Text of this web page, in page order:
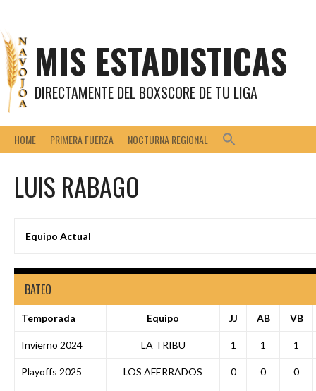
contenidoMIS ESTADISTICAS
DIRECTAMENTE DEL BOXSCORE DE TU LIGA
HOME PRIMERA FUERZA NOCTURNA REGIONAL
LUIS RABAGO
Equipo Actual
BATEO
Temporada Equipo JJ AB VB
Invierno 2024 LA TRIBU 1 1 1
Playoffs 2025 LOS AFERRADOS 0 0 0